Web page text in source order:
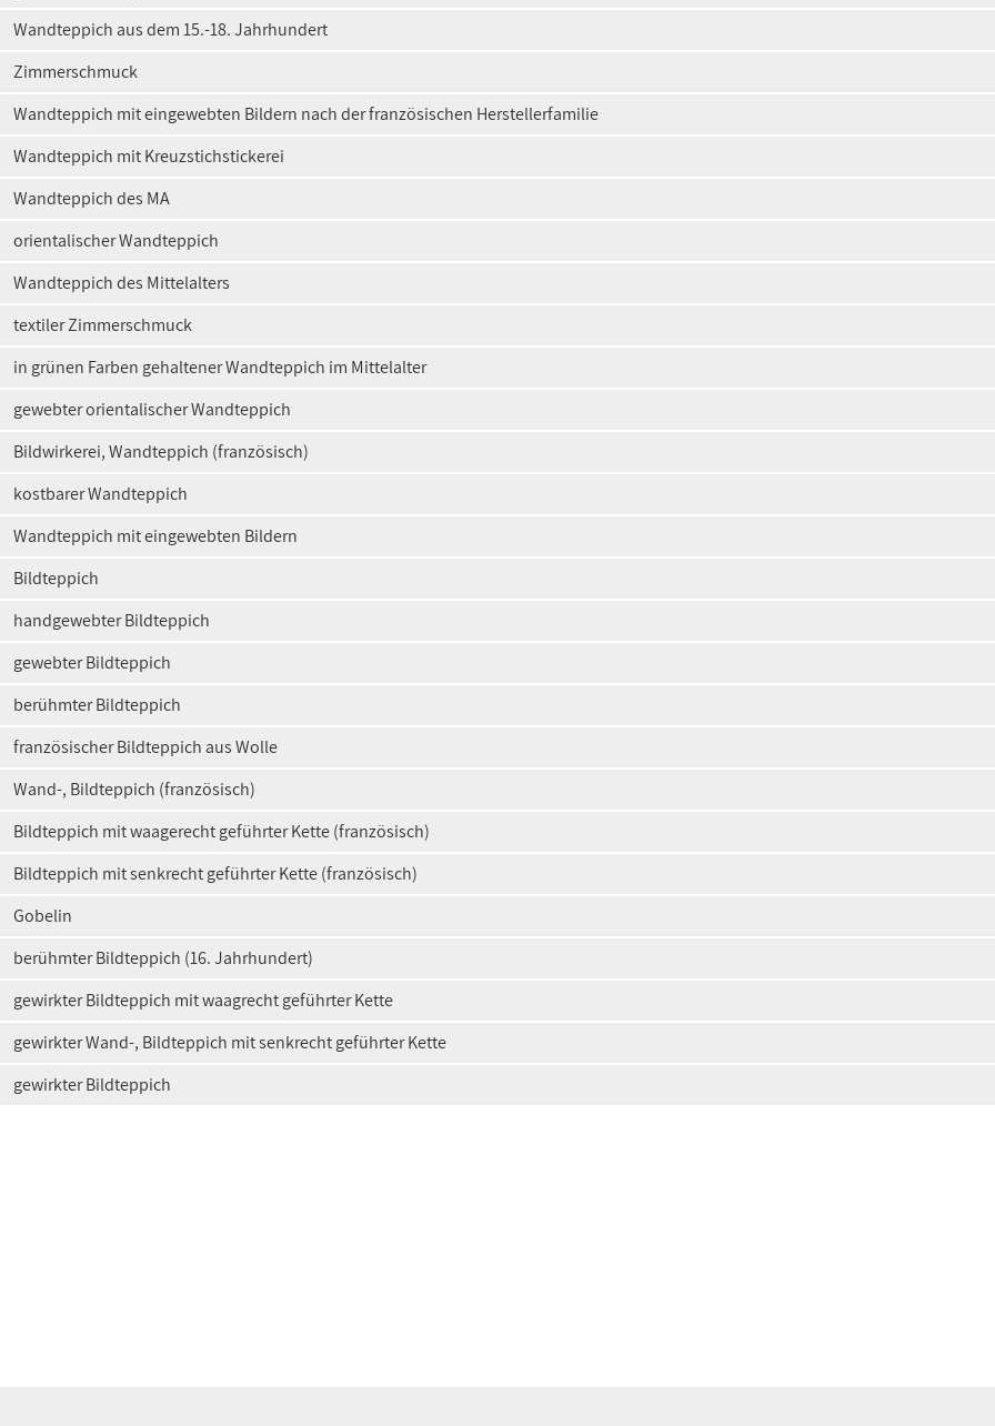
Wandteppich aus dem 15.-18. Jahrhundert
Zimmerschmuck
Wandteppich mit eingewebten Bildern nach der französischen Herstellerfamilie
Wandteppich mit Kreuzstichstickerei
Wandteppich des MA
orientalischer Wandteppich
Wandteppich des Mittelalters
textiler Zimmerschmuck
in grünen Farben gehaltener Wandteppich im Mittelalter
gewebter orientalischer Wandteppich
Bildwirkerei, Wandteppich (französisch)
kostbarer Wandteppich
Wandteppich mit eingewebten Bildern
Bildteppich
handgewebter Bildteppich
gewebter Bildteppich
berühmter Bildteppich
französischer Bildteppich aus Wolle
Wand-, Bildteppich (französisch)
Bildteppich mit waagerecht geführter Kette (französisch)
Bildteppich mit senkrecht geführter Kette (französisch)
Gobelin
berühmter Bildteppich (16. Jahrhundert)
gewirkter Bildteppich mit waagrecht geführter Kette
gewirkter Wand-, Bildteppich mit senkrecht geführter Kette
gewirkter Bildteppich